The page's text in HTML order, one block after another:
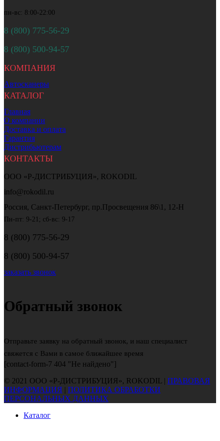
пн-вс: 8:00-22:00
8 (800) 775-56-29
8 (800) 500-94-57
КОМПАНИЯ
Автосканеры
КАТАЛОГ
Главная
О компании
Доставка и оплата
Гарантия
Дистрибьютерам
КОНТАКТЫ
ООО «Р-ДИСТРИБУЦИЯ», ROKODIL
info@rokodil.ru
Россия, Санкт-Петербург, пр.Просвещения 86\1, 12-Н
Пн-пт: 9-21; сб-вс: 9-17
8 (800) 775-56-29
8 (800) 500-94-57
заказать звонок
Обратный звонок
Отправьте заявку на обратный звонок, и наш специалист
свяжется с Вами в самое ближайшее время
[contact-form-7 404 "Не найдено"]
© 2021 ООО «Р-ДИСТРИБУЦИЯ», ROKODIL | ПРАВОВАЯ
ИНФОРМАЦИЯ | ПОЛИТИКА ОБРАБОТКИ
ПЕРСОНАЛЬНЫХ ДАННЫХ
Каталог